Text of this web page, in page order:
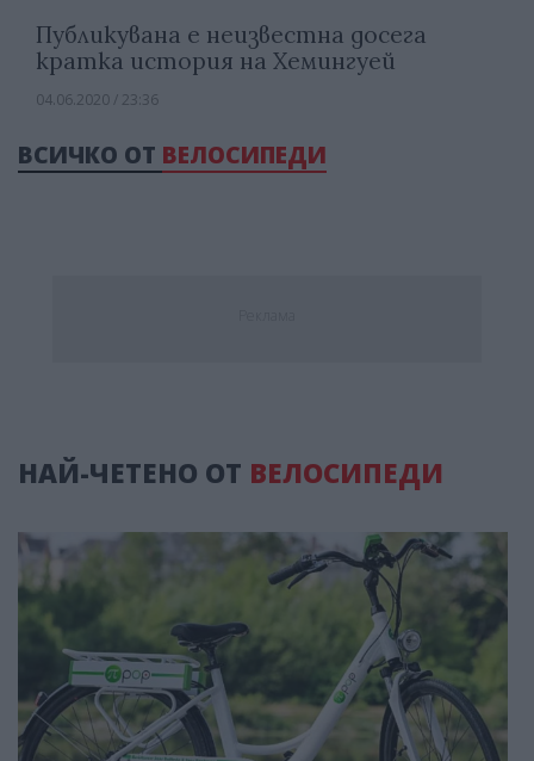
Публикувана е неизвестна досега
кратка история на Хемингуей
04.06.2020 / 23:36
ВСИЧКО ОТ ВЕЛОСИПЕДИ
НАЙ-ЧЕТЕНО ОТ ВЕЛОСИПЕДИ